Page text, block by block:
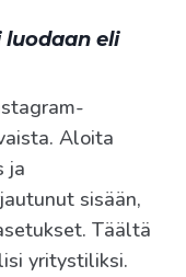
eli
Aloita
ja
sisään,
Täältä
yritystiliksi.